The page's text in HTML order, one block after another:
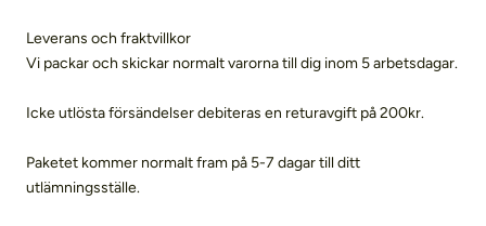
Leverans och fraktvillkor
Vi packar och skickar normalt varorna till dig inom 5 arbetsdagar.
Icke utlösta försändelser debiteras en returavgift på 200kr.
Paketet kommer normalt fram på 5-7 dagar till ditt
utlämningsställe.